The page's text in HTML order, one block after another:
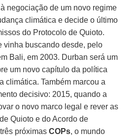
negociação de um novo regime
climática e decide o último
do Protocolo de Quioto.
vinha buscando desde, pelo
Bali, em 2003. Durban será um
um novo capítulo da política
climática. Também marcou a
decisivo: 2015, quando a
o novo marco legal e rever as
Quioto e do Acordo de
próximasCOPs, o mundo